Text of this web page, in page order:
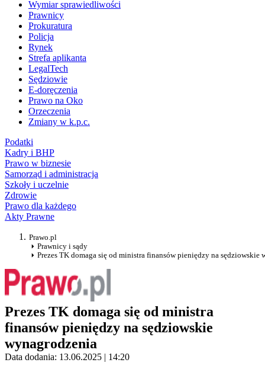
Wymiar sprawiedliwości
Prawnicy
Prokuratura
Policja
Rynek
Strefa aplikanta
LegalTech
Sędziowie
E-doręczenia
Prawo na Oko
Orzeczenia
Zmiany w k.p.c.
Podatki
Kadry i BHP
Prawo w biznesie
Samorząd i administracja
Szkoły i uczelnie
Zdrowie
Prawo dla każdego
Akty Prawne
Prawo.pl
Prawnicy i sądy
Prezes TK domaga się od ministra finansów pieniędzy na sędziowskie
Prezes TK domaga się od ministra
finansów pieniędzy na sędziowskie
wynagrodzenia
Data dodania: 13.06.2025 | 14:20